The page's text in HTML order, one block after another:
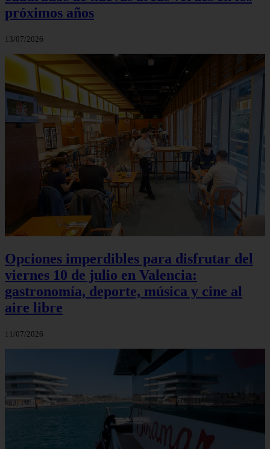
próximos años
13/07/2026
Opciones imperdibles para disfrutar del
viernes 10 de julio en Valencia:
gastronomía, deporte, música y cine al
aire libre
11/07/2026